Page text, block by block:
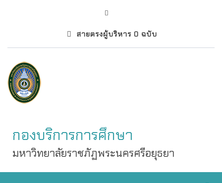
สายตรงผู้บริหาร 0 ฉบับ
กองบริการการศึกษา
มหาวิทยาลัยราชภัฏพระนครศรีอยุธยา